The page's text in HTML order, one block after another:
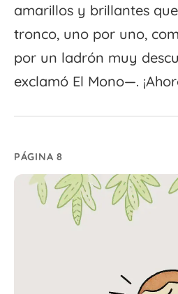
amarillos y brillantes
tronco, uno por uno,
por un ladrón muy
exclamó El Mono—.
PÁGINA 8